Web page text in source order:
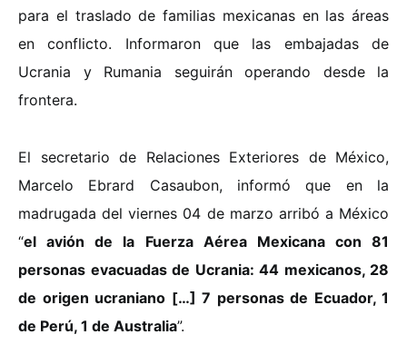
para el traslado de familias mexicanas en las áreas
en conflicto. Informaron que las embajadas de
Ucrania y Rumania seguirán operando desde la
frontera.
El secretario de Relaciones Exteriores de México,
Marcelo Ebrard Casaubon, informó que en la
madrugada del viernes 04 de marzo arribó a México
“el avión de la Fuerza Aérea Mexicana con 81
personas evacuadas de Ucrania: 44 mexicanos, 28
de origen ucraniano […] 7 personas de Ecuador, 1
de Perú, 1 de Australia”.